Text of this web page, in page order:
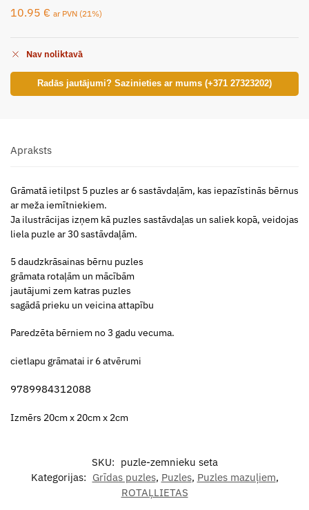
10.95 € ar PVN (21%)
Nav noliktavā
Radās jautājumi? Sazinieties ar mums (+371 27323202)
Apraksts
Grāmatā ietilpst 5 puzles ar 6 sastāvdaļām, kas iepazīstinās bērnus
ar meža iemītniekiem.
‍Ja ilustrācijas izņem kā puzles sastāvdaļas un saliek kopā, veidojas
liela puzle ar 30 sastāvdaļām.
5 daudzkrāsainas bērnu puzles
grāmata rotaļām un mācībām
jautājumi zem katras puzles
sagādā prieku un veicina attapību
Paredzēta bērniem no 3 gadu vecuma.
cietlapu grāmatai ir 6 atvērumi
9789984312088
Izmērs 20cm x 20cm x 2cm
SKU: puzle-zemnieku seta
Kategorijas: Grīdas puzles, Puzles, Puzles mazuļiem,
ROTAĻLIETAS